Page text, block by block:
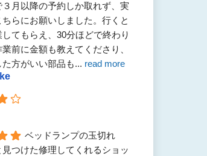
月以降の予約しか取れず、実
らにお願いしました。行くと
てもらえ、30分ほどで終わり
前に金額も教えてくださり、
方がいい部品も... read more
ベッドランプの玉切れ
つけた修理してくれるショッ